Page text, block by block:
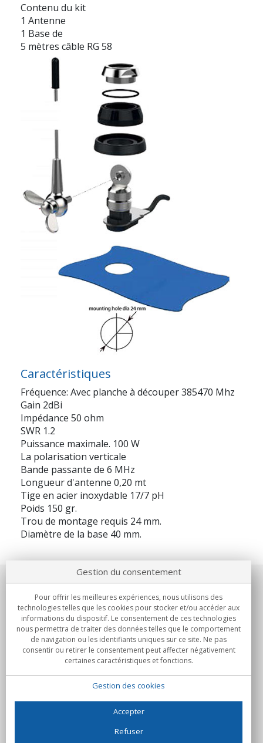
Contenu du kit
1 Antenne
1 Base de
5 mètres câble RG 58
Caractéristiques
Fréquence: Avec planche à découper 385470 Mhz
Gain 2dBi
Impédance 50 ohm
SWR 1.2
Puissance maximale. 100 W
La polarisation verticale
Bande passante de 6 MHz
Longueur d'antenne 0,20 mt
Tige en acier inoxydable 17/7 pH
Poids 150 gr.
Trou de montage requis 24 mm.
Diamètre de la base 40 mm.
Notre société
Engagements
Achats
Gestion du consentement
Pour offrir les meilleures expériences, nous utilisons des
technologies telles que les cookies pour stocker et/ou accéder aux
informations du dispositif. Le consentement de ces technologies
nous permettra de traiter des données telles que le comportement
de navigation ou les identifiants uniques sur ce site. Ne pas
consentir ou retirer le consentement peut affecter négativement
certaines caractéristiques et fonctions.
Gestion des cookies
Accepter
Refuser